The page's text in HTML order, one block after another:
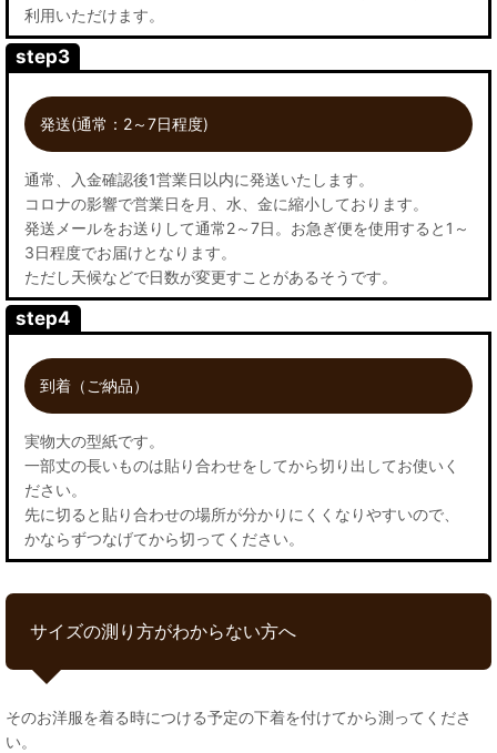
利用いただけます。
step3
発送(通常：2～7日程度)
通常、入金確認後1営業日以内に発送いたします。
コロナの影響で営業日を月、水、金に縮小しております。
発送メールをお送りして通常2～7日。お急ぎ便を使用すると1～
3日程度でお届けとなります。
ただし天候などで日数が変更すことがあるそうです。
step4
到着（ご納品）
実物大の型紙です。
一部丈の長いものは貼り合わせをしてから切り出してお使いく
ださい。
先に切ると貼り合わせの場所が分かりにくくなりやすいので、
かならずつなげてから切ってください。
サイズの測り方がわからない方へ
そのお洋服を着る時につける予定の下着を付けてから測ってくださ
い。